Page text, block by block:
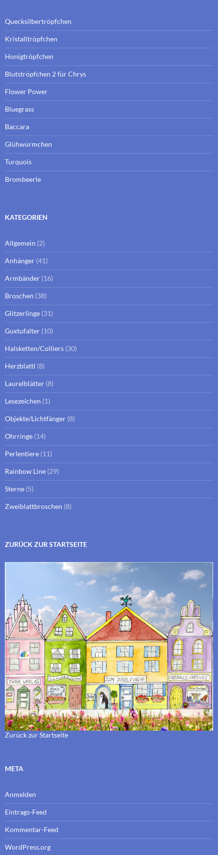
Quecksilbertröpfchen
Kristalltröpfchen
Honigtröpfchen
Blutströpfchen 2 für Chrys
Flower Power
Bluegrass
Baccara
Glühwürmchen
Turquois
Brombeerle
KATEGORIEN
Allgemein (2)
Anhänger (41)
Armbänder (16)
Broschen (38)
Glitzerlinge (31)
Guxtufalter (10)
Halsketten/Colliers (30)
Herzblattl (8)
Laurelblätter (8)
Lesezeichen (1)
Objekte/Lichtfänger (8)
Ohrringe (14)
Perlentiere (11)
Rainbow Line (29)
Sterne (5)
Zweiblattbroschen (8)
ZURÜCK ZUR STARTSEITE
Zurück zur Startseite
META
Anmelden
Eintrags-Feed
Kommentar-Feed
WordPress.org